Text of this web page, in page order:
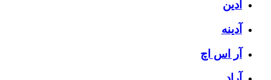
آدین
آدینه
آر اس اچ